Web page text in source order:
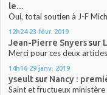
le...
Oui, total soutien à J-F
12h24 23 févr. 2019
Jean-Pierre Snyerssur
Merci pour ces deux
14h16 29 janv. 2019
yseultsur Nancy :
Saint et fructueux